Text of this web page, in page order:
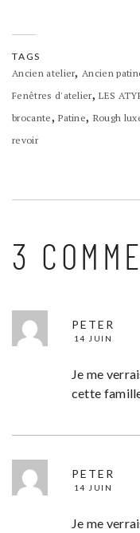
TAGS
Ancien atelier,Ancien
Fenêtres d'atelier,LES
brocante,Patine, Rough
revoir
3
PETER
14 JUIN
Je me
cette
PETER
14 JUIN
Je me